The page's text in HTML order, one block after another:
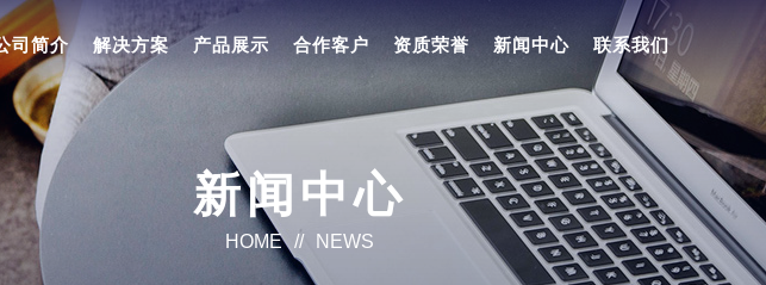
司简介 解决方案 产品展示 合作客户 资质荣誉 新闻中心 联系我们
新闻中心
HOME // NEWS